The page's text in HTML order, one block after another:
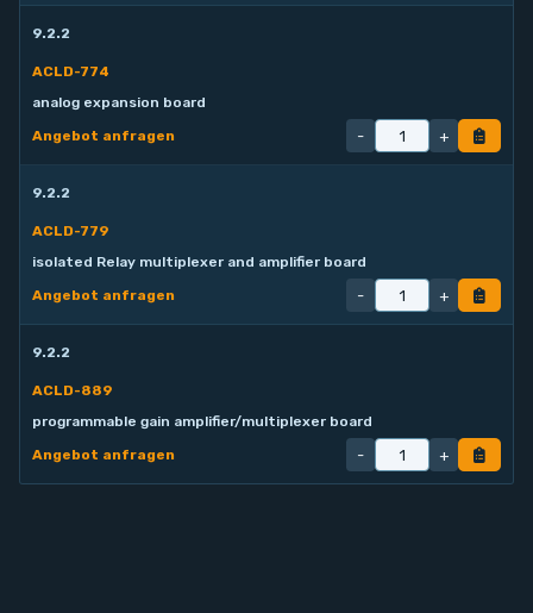
9.2.2
ACLD-774
analog expansion board
Angebot anfragen
- +
9.2.2
ACLD-779
isolated Relay multiplexer and amplifier board
Angebot anfragen
- +
9.2.2
ACLD-889
programmable gain amplifier/multiplexer board
Angebot anfragen
- +